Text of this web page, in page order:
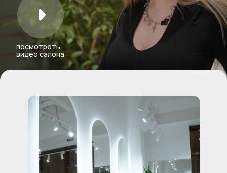
+7 925 600 2555
Москва,
Контакты
Дмитровское шоссе 71Б
с 9:00 до 21:00 каждый день
Белгородского полка, 49 а
Белгород,
+7 915 579 4609